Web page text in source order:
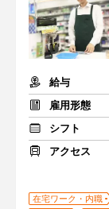
給与
雇用形態
シフト
アクセス
在宅ワーク・内職